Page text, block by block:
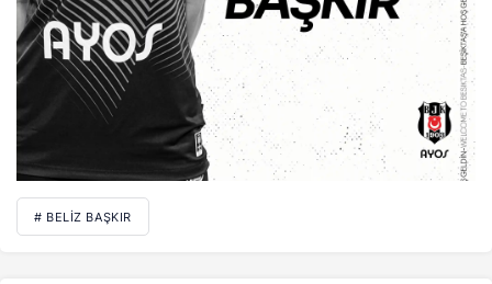
# BELIZ BAŞKIR